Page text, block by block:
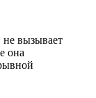
вызывает
она